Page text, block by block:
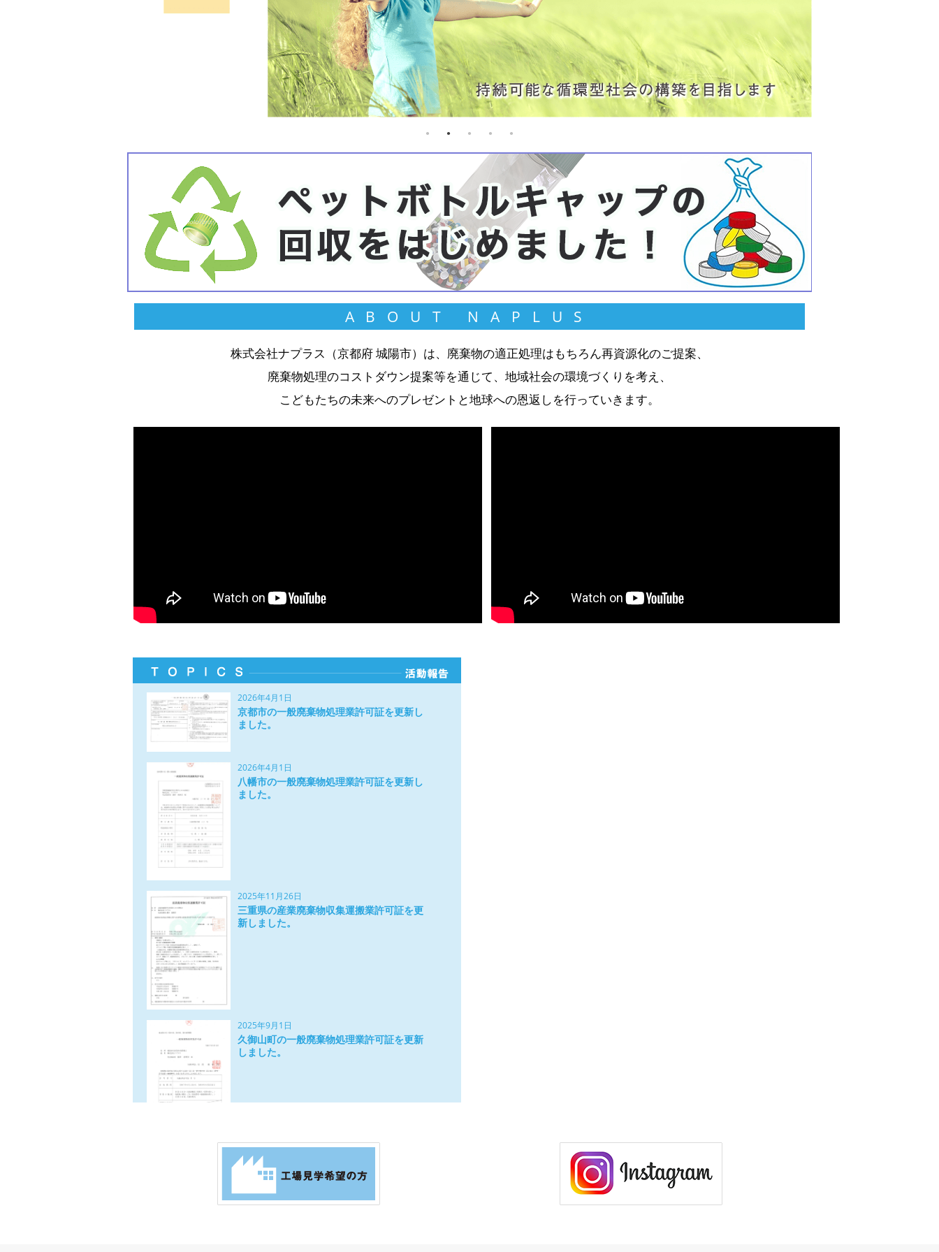
ABOUT NAPLUS
株式会社ナプラス（京都府 城陽市）は、廃棄物の適正処理はもちろん再資源化のご提案、
廃棄物処理のコストダウン提案等を通じて、地域社会の環境づくりを考え、
こどもたちの未来へのプレゼントと地球への恩返しを行っていきます。
2026年4月1日
京都市の一般廃棄物処理業許可証を更新し
ました。
2026年4月1日
八幡市の一般廃棄物処理業許可証を更新し
ました。
2025年11月26日
三重県の産業廃棄物収集運搬業許可証を更
新しました。
2025年9月1日
久御山町の一般廃棄物処理業許可証を更新
しました。
2025年9月1日
城陽市の一般廃棄物処理業許可証を更新し
ました。